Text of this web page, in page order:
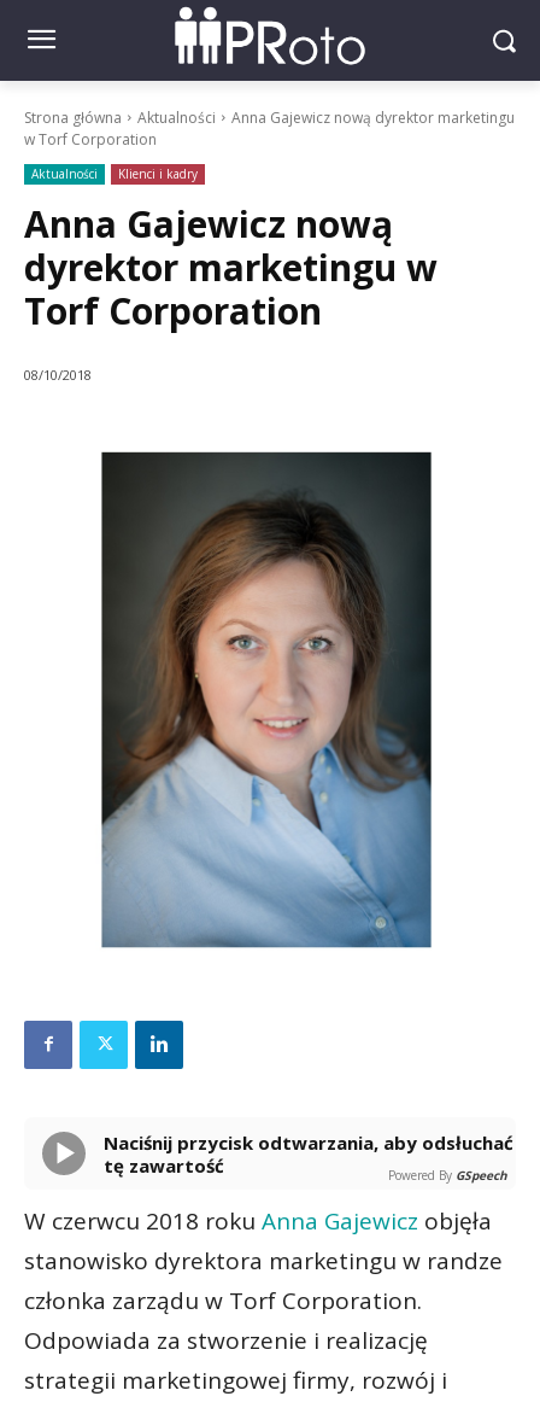
Strona główna Aktualności
Anna Gajewicz nową dyrektor marketingu
w Torf Corporation
Aktualności Klienci i kadry
Anna Gajewicz nową
dyrektor marketingu w
Torf Corporation
08/10/2018
Naciśnij przycisk odtwarzania, aby odsłuchać
tę zawartość
Powered By GSpeech
W czerwcu 2018 roku Anna Gajewicz objęła
stanowisko dyrektora marketingu w randze
członka zarządu w Torf Corporation.
Odpowiada za stworzenie i realizację
strategii marketingowej firmy, rozwój i